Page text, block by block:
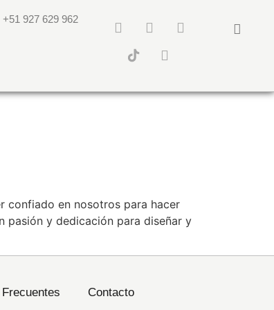
+51 927 629 962
confiado en nosotros para hacer
pasión y dedicación para diseñar y
Contacto